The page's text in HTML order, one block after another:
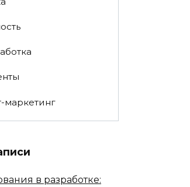
маркетинг
в разработке: